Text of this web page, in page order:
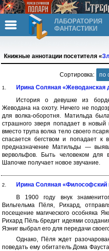
ЛАБОРАТОРИЯ
ФАНТАСТИКИ
Книжные аннотации посетителя «
Сортировка: по
1.
Ирина Соляная «Жеводанская
История о девушке из
Жеводана на охоту. Ничего не
для волка-оборотня. Матильда
страшного зверя попадает в новый
вместо трупа волка тело своего
спасается бегством и попадает к
предназначение Матильды —
вервольфов. Быть человеком для
Шапочке получает новое звучание.
2.
Ирина Соляная «Философский
В 1900 году внук
Вильгельма Пёля, Рихард,
посещение магического особняка
Рихард Пёль бредит идеями
Яэниг выбрал его для передачи
Однако, Пёля ждет
поведать ему обитатель Дома